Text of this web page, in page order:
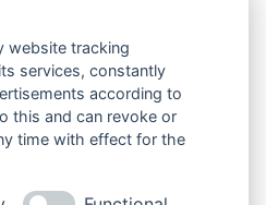
website tracking
services, constantly
according to
this and can revoke or
time with effect for the